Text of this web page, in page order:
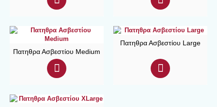
Πατηθρα Ασβεστίου Medium
Πατηθρα Ασβεστίου Large